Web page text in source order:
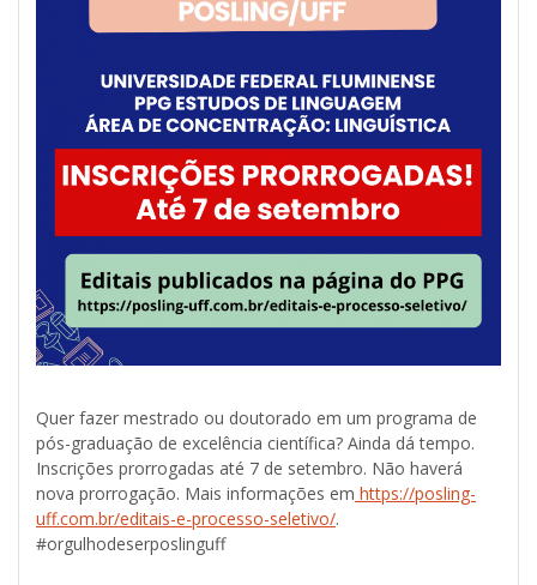
Quer fazer mestrado ou doutorado em um programa de
pós-graduação de excelência científica? Ainda dá tempo.
Inscrições prorrogadas até 7 de setembro. Não haverá
nova prorrogação. Mais informações em https://posling-
uff.com.br/editais-e-processo-seletivo/.
#orgulhodeserposlinguff